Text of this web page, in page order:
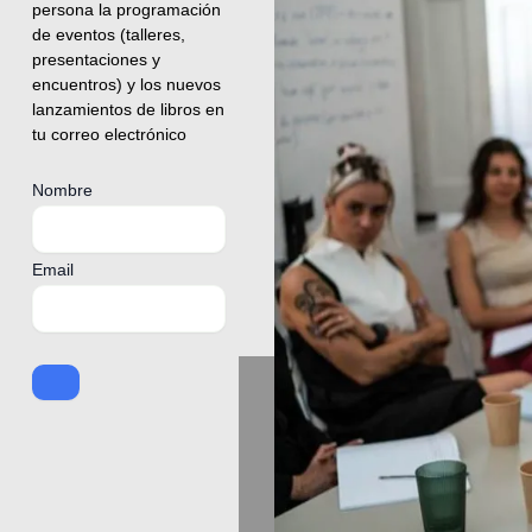
persona la programación
de eventos (talleres,
presentaciones y
encuentros) y los nuevos
lanzamientos de libros en
tu correo electrónico
Nombre
Email